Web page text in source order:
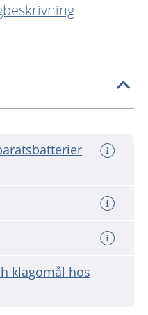
klagomål hos